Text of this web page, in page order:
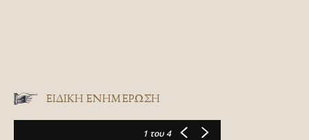
ΕΙΔΙΚΉ ΕΝΗΜΈΡΩΣΗ
1 του 4